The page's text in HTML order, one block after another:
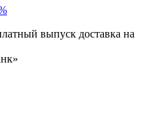
выпуск доставка на